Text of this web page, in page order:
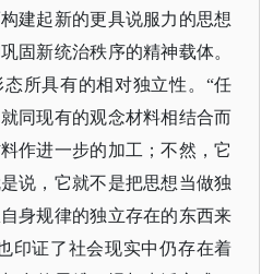
建起新的更具说服力的思想
固新统治秩序的精神载体。
所具有的相对独立性。 “任
同现有的观念材料相结合而
作进一步的加工；不然，它
说，它就不是把思想当做独
身规律的独立存在的东西来
印证了社会现实中仍存在着